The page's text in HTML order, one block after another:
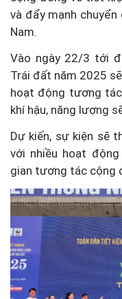
và đẩy mạnh
Nam.
Vào ngày 22/3 tới
Trái đất năm 2025
hoạt động tương
khí hậu, năng lượng
Dự kiến, sự kiện sẽ
với nhiều hoạt
gian tương tác cộng